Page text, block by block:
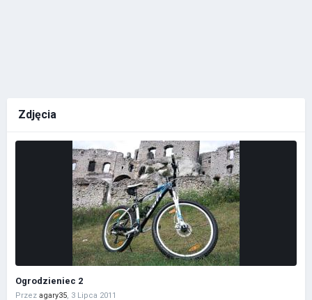
Zdjęcia
Ogrodzieniec 2
Przez agary35, 3 Lipca 2011